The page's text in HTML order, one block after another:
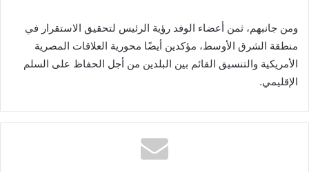
ومن جانبهم، ثمن أعضاء الوفد رؤية الرئيس لتحقيق الاستقرار في
منطقة الشرق الأوسط، مؤكدين أيضًا محورية العلاقات المصرية
الأمريكية والتنسيق القائم بين البلدين من أجل الحفاظ على السلم
الإقليمي.